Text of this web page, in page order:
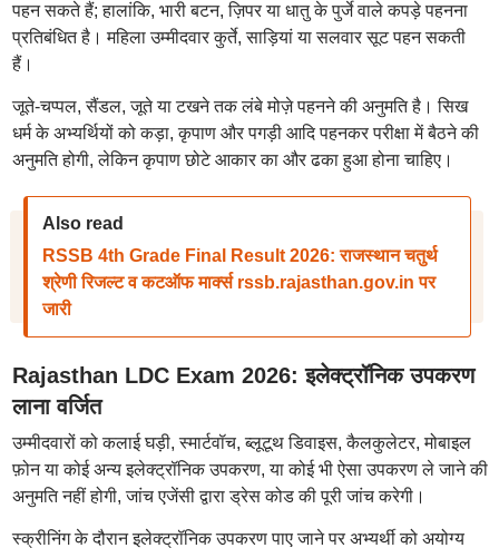
पहन सकते हैं; हालांकि, भारी बटन, ज़िपर या धातु के पुर्जे वाले कपड़े पहनना
प्रतिबंधित है। महिला उम्मीदवार कुर्ते, साड़ियां या सलवार सूट पहन सकती
हैं।
जूते-चप्पल, सैंडल, जूते या टखने तक लंबे मोज़े पहनने की अनुमति है। सिख
धर्म के अभ्यर्थियों को कड़ा, कृपाण और पगड़ी आदि पहनकर परीक्षा में बैठने की
अनुमति होगी, लेकिन कृपाण छोटे आकार का और ढका हुआ होना चाहिए।
Also read
RSSB 4th Grade Final Result 2026: राजस्थान चतुर्थ
श्रेणी रिजल्ट व कटऑफ मार्क्स rssb.rajasthan.gov.in पर
जारी
Rajasthan LDC Exam 2026: इलेक्ट्रॉनिक उपकरण
लाना वर्जित
उम्मीदवारों को कलाई घड़ी, स्मार्टवॉच, ब्लूटूथ डिवाइस, कैलकुलेटर, मोबाइल
फ़ोन या कोई अन्य इलेक्ट्रॉनिक उपकरण, या कोई भी ऐसा उपकरण ले जाने की
अनुमति नहीं होगी, जांच एजेंसी द्वारा ड्रेस कोड की पूरी जांच करेगी।
स्क्रीनिंग के दौरान इलेक्ट्रॉनिक उपकरण पाए जाने पर अभ्यर्थी को अयोग्य